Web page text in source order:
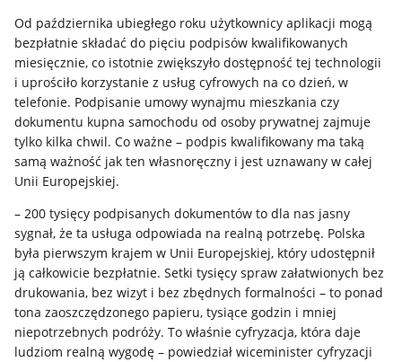
Od października ubiegłego roku użytkownicy aplikacji mogą
bezpłatnie składać do pięciu podpisów kwalifikowanych
miesięcznie, co istotnie zwiększyło dostępność tej technologii
i uprościło korzystanie z usług cyfrowych na co dzień, w
telefonie. Podpisanie umowy wynajmu mieszkania czy
dokumentu kupna samochodu od osoby prywatnej zajmuje
tylko kilka chwil. Co ważne – podpis kwalifikowany ma taką
samą ważność jak ten własnoręczny i jest uznawany w całej
Unii Europejskiej.
– 200 tysięcy podpisanych dokumentów to dla nas jasny
sygnał, że ta usługa odpowiada na realną potrzebę. Polska
była pierwszym krajem w Unii Europejskiej, który udostępnił
ją całkowicie bezpłatnie. Setki tysięcy spraw załatwionych bez
drukowania, bez wizyt i bez zbędnych formalności – to ponad
tona zaoszczędzonego papieru, tysiące godzin i mniej
niepotrzebnych podróży. To właśnie cyfryzacja, która daje
ludziom realną wygodę – powiedział wiceminister cyfryzacji